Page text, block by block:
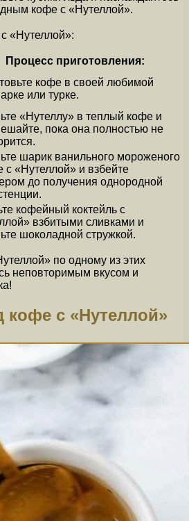
кофе с «Нутеллой».
«Нутеллой»:
Процесс приготовления:
кофе в своей любимой
или турке.
«Нутеллу» в теплый кофе и
пока она полностью не
шарик ванильного мороженого
с «Нутеллой» и взбейте
до получения однородной
кофейный коктейль с
взбитыми сливками и
шоколадной стружкой.
по одному из этих
неповторимым вкусом и
кофе с «Нутеллой»